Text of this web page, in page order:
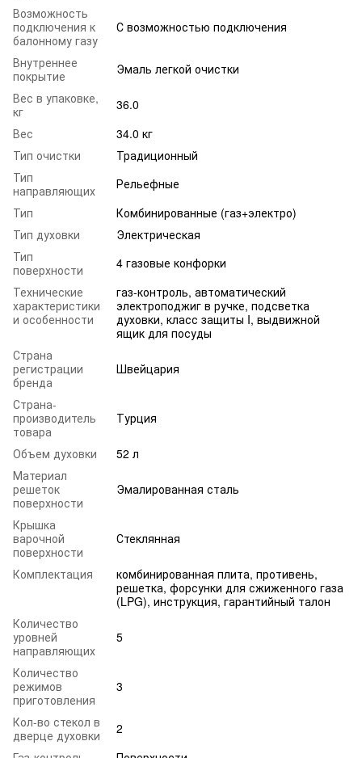
Возможность
подключения к
балонному газу
С возможностью подключения
Внутреннее
покрытие
Эмаль легкой очистки
Вес в упаковке,
кг
36.0
Вес
34.0 кг
Тип очистки
Традиционный
Тип
направляющих
Рельефные
Тип
Комбинированные (газ+электро)
Тип духовки
Электрическая
Тип
поверхности
4 газовые конфорки
Технические
характеристики
и особенности
газ-контроль, автоматический
электроподжиг в ручке, подсветка
духовки, класс защиты I, выдвижной
ящик для посуды
Страна
регистрации
бренда
Швейцария
Страна-
производитель
товара
Турция
Объем духовки
52 л
Материал
решеток
поверхности
Эмалированная сталь
Крышка
варочной
поверхности
Стеклянная
Комплектация
комбинированная плита, противень,
решетка, форсунки для сжиженного газа
(LPG), инструкция, гарантийный талон
Количество
уровней
направляющих
5
Количество
режимов
приготовления
3
Кол-во стекол в
дверце духовки
2